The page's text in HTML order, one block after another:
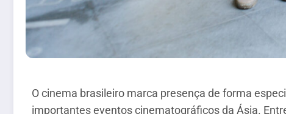
O cinema brasileiro marca presença de forma
importantes eventos cinematográficos da Ásia.